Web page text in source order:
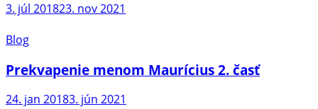
3. júl 201823. nov 2021
Blog
Prekvapenie menom Maurícius 2. časť
24. jan 20183. jún 2021